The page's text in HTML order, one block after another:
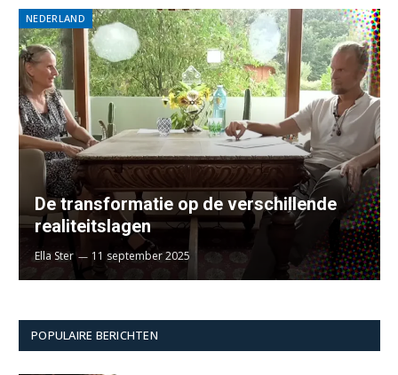
NEDERLAND
De transformatie op de verschillende
realiteitslagen
Ella Ster 11 september 2025
POPULAIRE BERICHTEN